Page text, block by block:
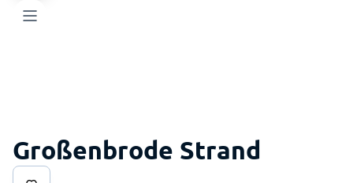
Großenbrode Strand